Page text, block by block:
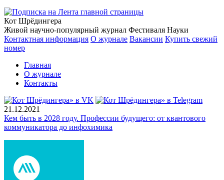
Кот Шрёдингера
Живой научно-популярный журнал Фестиваля Науки
Контактная информация О журнале Вакансии Купить свежий
номер
Главная
О журнале
Контакты
21.12.2021
Кем быть в 2028 году. Профессии будущего: от квантового
коммуникатора до инфохимика